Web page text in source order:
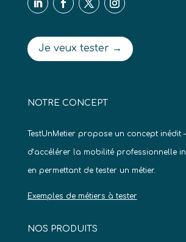
Je veux tester →
NOTRE CONCEPT
TestUnMetier propose un concept inédit
d’accélérer la mobilité professionnelle
en permettant de tester un métier.
Exemples de métiers à tester
NOS PRODUITS